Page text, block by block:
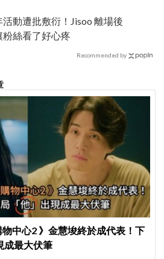
動遭批敷衍！Jisoo 離場後
粉絲看了好心疼
Recommended by
中心2 》金慧埈終於成代表！下
成最大伏筆